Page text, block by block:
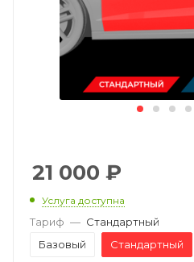
21 000 ₽
Услуга доступна
Тариф — Стандартный
Базовый
Стандартный